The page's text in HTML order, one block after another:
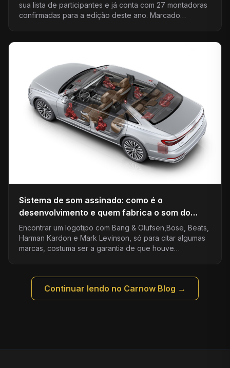
sua lista de participantes e já conta com 27 montadoras
confirmadas para a edição deste ano. Marcado…
Sistema de som assinado: como é o
desenvolvimento e quem fabrica o som do
carro?
Encontrar um logotipo com Bang & Olufsen,Bose, Beats,
Harman Kardon e Mark Levinson, só para citar algumas
marcas, costuma ser a garantia de que houve…
Continuar lendo no Carnow Blog →